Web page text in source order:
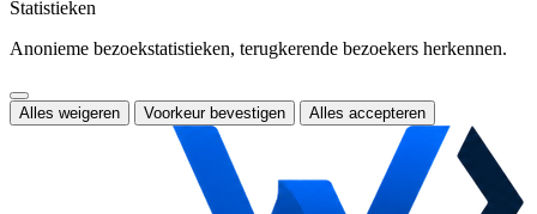
Statistieken
Anonieme bezoekstatistieken, terugkerende bezoekers herkennen.
Alles weigeren Voorkeur bevestigen Alles accepteren